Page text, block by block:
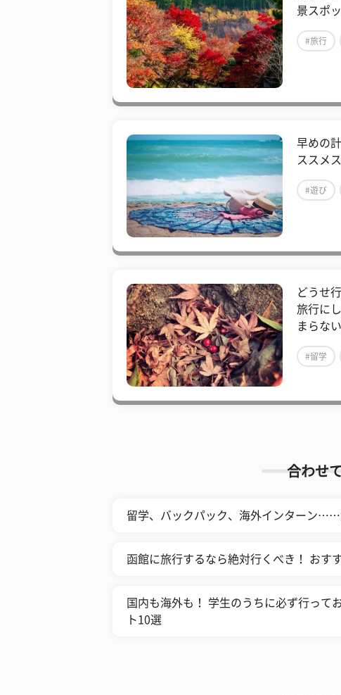
景スポ
#旅行
早めの
ススメ
#遊び
どうせ
旅行に
まらない
#留学
合わせ
留学、バックパック、海外インターン
函館に旅行するなら絶対行くべき！ おす
国内も海外も！ 学生のうちに必ず行って
ト10選